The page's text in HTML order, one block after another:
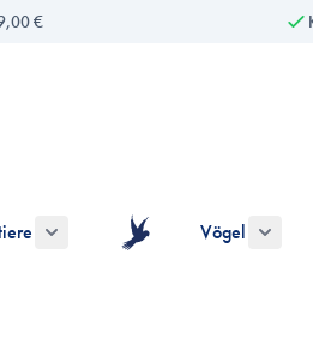
€
Katzen anzeigen
Untermenü für die Kategorie
Vögel